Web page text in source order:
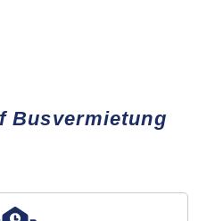
Busvermietung